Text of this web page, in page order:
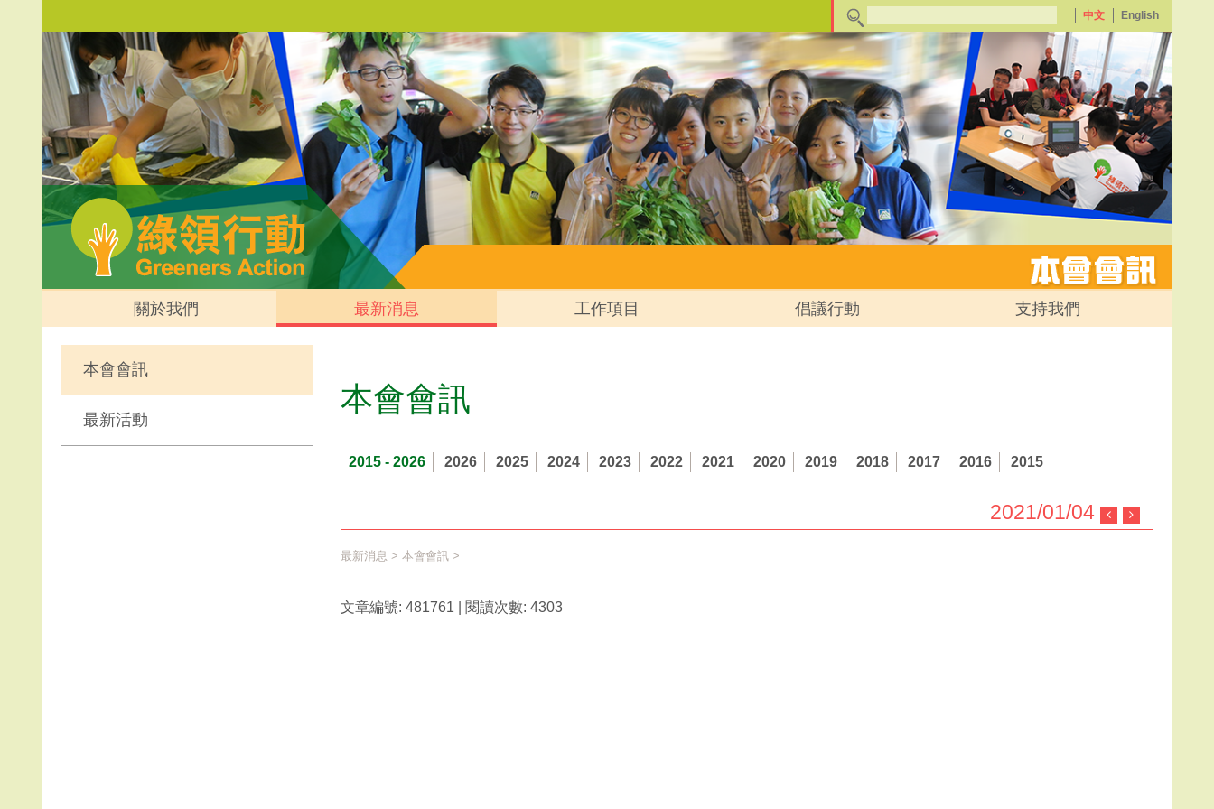
中文 English
關於我們 最新消息 工作項目 倡議行動 支持我們
本會會訊
最新活動
本會會訊
2015 - 2026 2026 2025 2024 2023 2022 2021 2020 2019 2018 2017 2016 2015
2021/01/04
最新消息 > 本會會訊 >
文章編號: 481761 | 閱讀次數: 4303